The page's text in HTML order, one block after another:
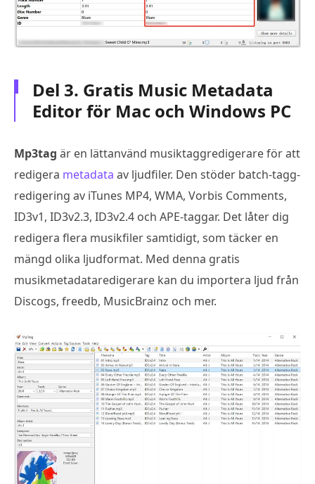
Del 3. Gratis Music Metadata
Editor för Mac och Windows PC
Mp3tag är en lättanvänd musiktaggredigerare för att
redigera metadata av ljudfiler. Den stöder batch-tagg-
redigering av iTunes MP4, WMA, Vorbis Comments,
ID3v1, ID3v2.3, ID3v2.4 och APE-taggar. Det låter dig
redigera flera musikfiler samtidigt, som täcker en
mängd olika ljudformat. Med denna gratis
musikmetadataredigerare kan du importera ljud från
Discogs, freedb, MusicBrainz och mer.